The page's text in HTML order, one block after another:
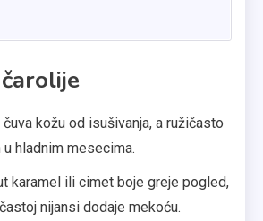
kožu od isušivanja, a ružičasto
hladnim mesecima.
karamel ili cimet boje greje pogled,
nijansi dodaje mekoću.